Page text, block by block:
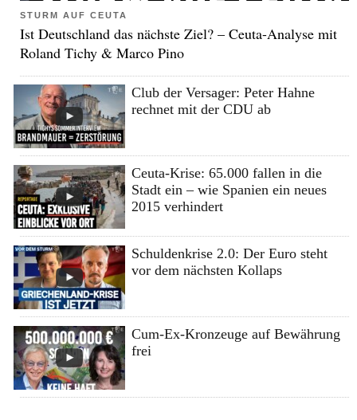
STURM AUF CEUTA
Ist Deutschland das nächste Ziel? – Ceuta-Analyse mit
Roland Tichy & Marco Pino
Club der Versager: Peter Hahne
rechnet mit der CDU ab
Ceuta-Krise: 65.000 fallen in die
Stadt ein – wie Spanien ein neues
2015 verhindert
Schuldenkrise 2.0: Der Euro steht
vor dem nächsten Kollaps
Cum-Ex-Kronzeuge auf Bewährung
frei